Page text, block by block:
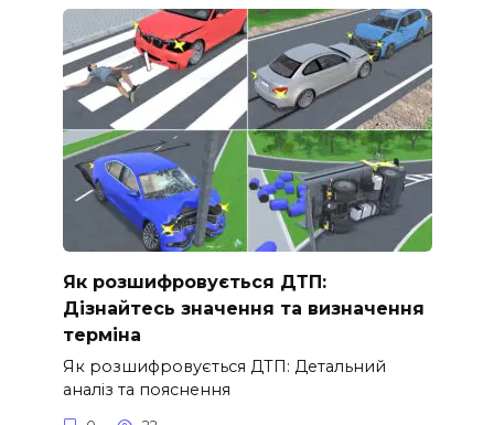
Як розшифровується ДТП:
Дізнайтесь значення та визначення
терміна
Як розшифровується ДТП: Детальний
аналіз та пояснення